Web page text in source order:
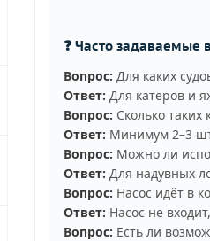
❓ Часто задаваемые
Вопрос: Для каких
Ответ: Для катеров и
Вопрос: Сколько
Ответ: Минимум 2–3
Вопрос: Можно ли
Ответ: Для надувных
Вопрос: Насос идёт в
Ответ: Насос не
Вопрос: Есть ли